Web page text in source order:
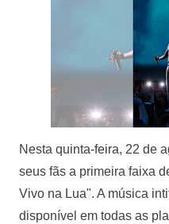
Nesta quinta-feira, 22 de
seus fãs a primeira faixa
Vivo na Lua". A música
disponível em todas as